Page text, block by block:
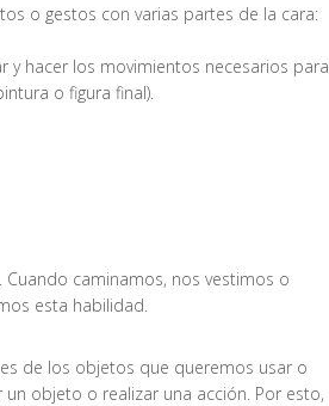
o gestos con varias partes de la cara:
y hacer los movimientos necesarios para
o figura final).
caminamos, nos vestimos o
esta habilidad.
de los objetos que queremos usar o
objeto o realizar una acción. Por esto,